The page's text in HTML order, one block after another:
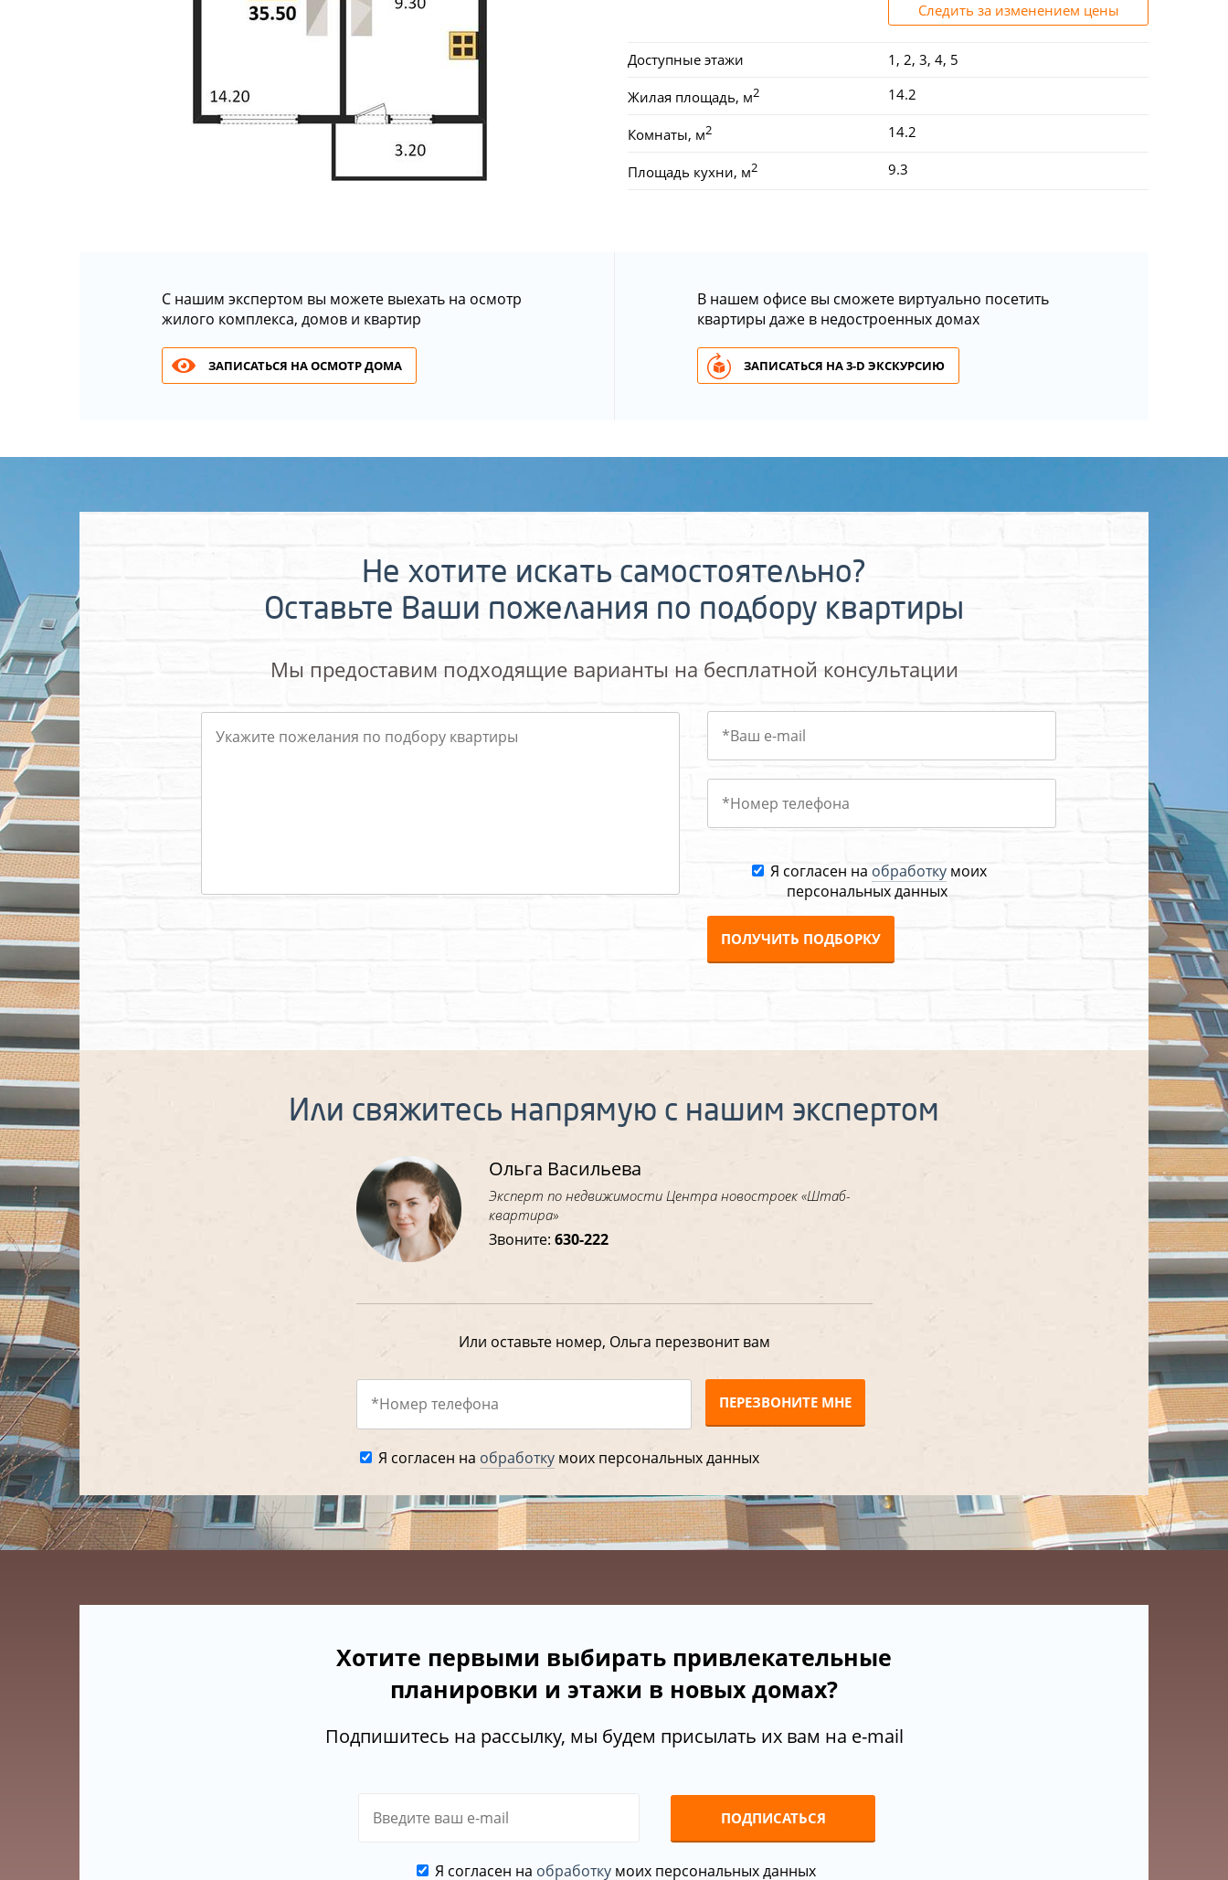
Следить за изменением цены
Доступные этажи 1, 2, 3, 4, 5
Жилая площадь, м2 14.2
Комнаты, м2 14.2
Площадь кухни, м2 9.3
С нашим экспертом вы можете выехать на осмотр
жилого комплекса, домов и квартир
ЗАПИСАТЬСЯ НА ОСМОТР ДОМА
В нашем офисе вы сможете виртуально посетить
квартиры даже в недостроенных домах
ЗАПИСАТЬСЯ НА 3-D ЭКСКУРСИЮ
Не хотите искать самостоятельно?
Оставьте Ваши пожелания по подбору квартиры
Мы предоставим подходящие варианты на бесплатной консультации
Я согласен на обработкумоих
персональных данных
ПОЛУЧИТЬ ПОДБОРКУ
Или свяжитесь напрямую с нашим экспертом
Ольга Васильева
Эксперт по недвижимости Центра новостроек «Штаб-
квартира»
Звоните:630-222
Или оставьте номер, Ольга перезвонит вам
ПЕРЕЗВОНИТЕ МНЕ
Я согласен на обработкумоих персональных данных
Хотите первыми выбирать привлекательные
планировки и этажи в новых домах?
Подпишитесь на рассылку, мы будем присылать их вам на e-mail
ПОДПИСАТЬСЯ
Я согласен на обработкумоих персональных данных